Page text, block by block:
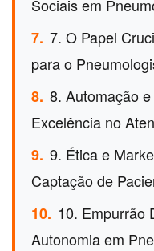
Sociais em
7. 7. O Papel
para o
8. 8. Automação
Excelência no
9. 9. Ética e
Captação de
10. 10. Empurrão
Autonomia em